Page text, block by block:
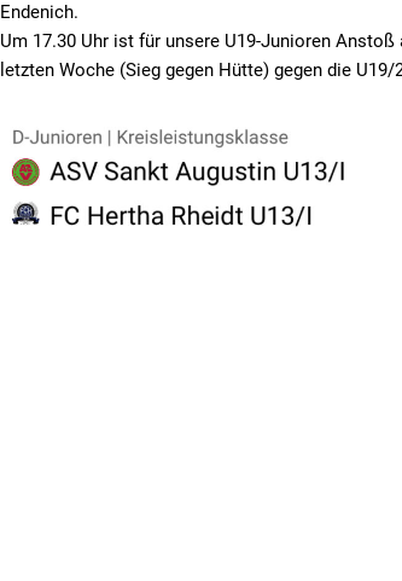
Endenich.
Um 17.30 Uhr ist für unsere U19-Junioren
letzten Woche (Sieg gegen Hütte) gegen die